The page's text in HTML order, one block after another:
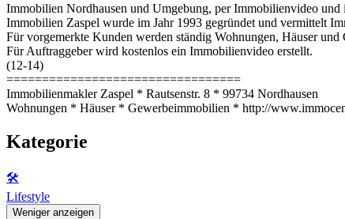
Immobilien Nordhausen und Umgebung, per Immobilienvideo
Immobilien Zaspel wurde im Jahr 1993 gegründet und vermittelt
Für vorgemerkte Kunden werden ständig Wohnungen, Häuser
Für Auftraggeber wird kostenlos ein Immobilienvideo erstellt.
(12-14)
=================================
Immobilienmakler Zaspel * Rautsenstr. 8 * 99734 Nordhausen
Wohnungen * Häuser * Gewerbeimmobilien * http://
Kategorie
🛠️
Lifestyle
Weniger anzeigen